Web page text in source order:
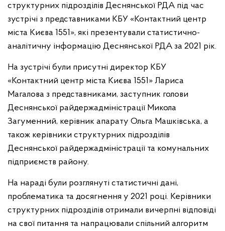
структурних підрозділів Деснянської РДА під час
зустрічі з представниками КБУ «Контактний центр
міста Києва 1551», які презентували статистично-
аналітичну інформацію Деснянської РДА за 2021 рік.
На зустрічі були присутні директор КБУ
«Контактний центр міста Києва 1551» Лариса
Магалова з представниками, заступник голови
Деснянської райдержадміністрації Микола
Загуменний, керівник апарату Ольга Машківська, а
також керівники структурних підрозділів
Деснянської райдержадміністрації та комунальних
підприємств району.
На нараді були розглянуті статистичні дані,
проблематика та досягнення у 2021 році. Керівники
структурних підрозділів отримали вичерпні відповіді
на свої питання та напрацювали спільний алгоритм